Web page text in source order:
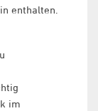
enthalten.
im